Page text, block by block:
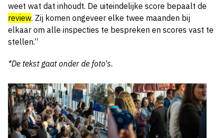
weet wat dat inhoudt. De uiteindelijke score bepaalt de
review. Zij komen ongeveer elke twee maanden bij
elkaar om alle inspecties te bespreken en scores vast te
stellen.”
*De tekst gaat onder de foto's.